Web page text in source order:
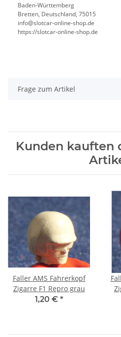
Baden-Württemberg
Bretten, Deutschland, 75015
info@slotcar-online-shop.de
https://slotcar-online-shop.de
Frage zum Artikel
Kunden kauften
Faller AMS Fahrerkopf
Zigarre F1 Repro grau
1,20 € *